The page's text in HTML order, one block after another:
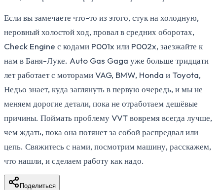
Если вы замечаете что-то из этого, стук на холодную,
неровный холостой ход, провал в средних оборотах,
Check Engine с кодами P001x или P002x, заезжайте к
нам в Баня-Луке. Auto Gas Gaga уже больше тридцати
лет работает с моторами VAG, BMW, Honda и Toyota,
Недьо знает, куда заглянуть в первую очередь, и мы не
меняем дорогие детали, пока не отработаем дешёвые
причины. Поймать проблему VVT вовремя всегда лучше,
чем ждать, пока она потянет за собой распредвал или
цепь. Свяжитесь с нами, посмотрим машину, расскажем,
что нашли, и сделаем работу как надо.
Поделиться